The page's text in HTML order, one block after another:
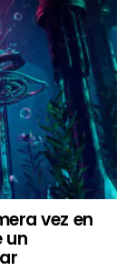
vez en
un